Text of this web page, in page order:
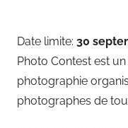
Date limite: 30
Photo Contest est
photographie
photographes de